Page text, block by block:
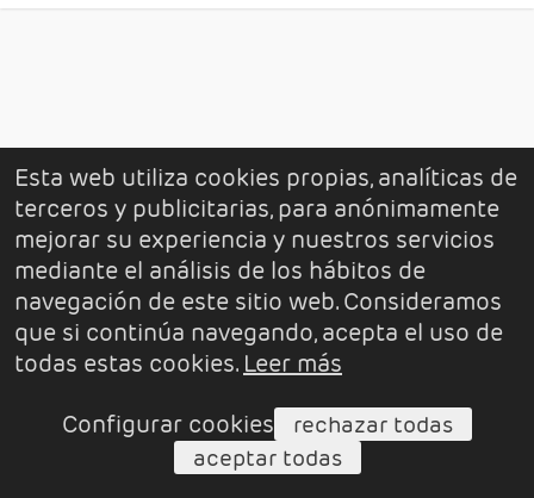
Esta web utiliza cookies propias, analíticas de
terceros y publicitarias, para anónimamente
mejorar su experiencia y nuestros servicios
mediante el análisis de los hábitos de
navegación de este sitio web. Consideramos
que si continúa navegando, acepta el uso de
todas estas cookies. Leer más
Configurar cookies
rechazar todas
aceptar todas